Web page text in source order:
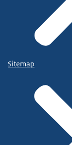
Sitemap